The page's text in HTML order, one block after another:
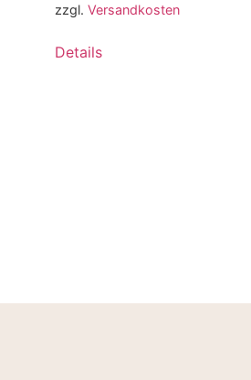
zzgl. Versandkosten
Details